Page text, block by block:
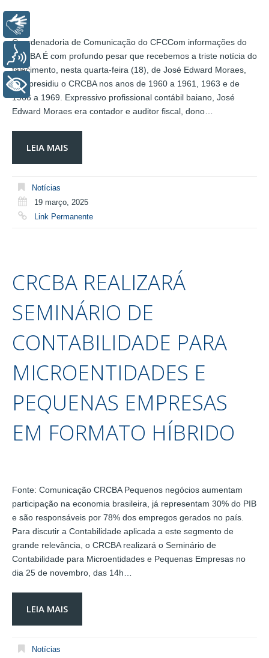
Coordenadoria de Comunicação do CFCCom informações do
CRCBA É com profundo pesar que recebemos a triste notícia do
falecimento, nesta quarta-feira (18), de José Edward Moraes,
que presidiu o CRCBA nos anos de 1960 a 1961, 1963 e de
1966 a 1969. Expressivo profissional contábil baiano, José
Edward Moraes era contador e auditor fiscal, dono…
LEIA MAIS
Notícias
19 março, 2025
Link Permanente
CRCBA REALIZARÁ
SEMINÁRIO DE
CONTABILIDADE PARA
MICROENTIDADES E
PEQUENAS EMPRESAS
EM FORMATO HÍBRIDO
Fonte: Comunicação CRCBA Pequenos negócios aumentam
participação na economia brasileira, já representam 30% do PIB
e são responsáveis por 78% dos empregos gerados no país.
Para discutir a Contabilidade aplicada a este segmento de
grande relevância, o CRCBA realizará o Seminário de
Contabilidade para Microentidades e Pequenas Empresas no
dia 25 de novembro, das 14h…
LEIA MAIS
Notícias
Voz
+ Acessibilidade